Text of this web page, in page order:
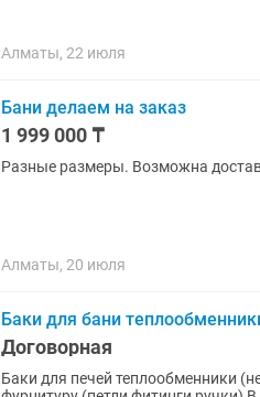
Алматы, 22 июля
Бани делаем на заказ
1 999 000 ₸
Разные размеры. Возможна
Алматы, 20 июля
Баки для бани
Договорная
Баки для печей теплообменники (нержавейка) 100% изготовлен